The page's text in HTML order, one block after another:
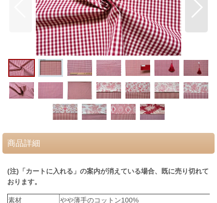
商品詳細
(注)「カートに入れる」の案内が消えている場合、既に売り切れて
おります。
素材
やや薄手のコットン100%